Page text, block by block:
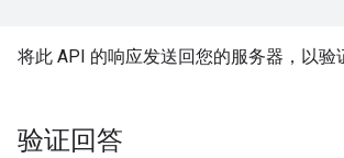
将此 API 的响应发送回您的服务器，以验
验证回答